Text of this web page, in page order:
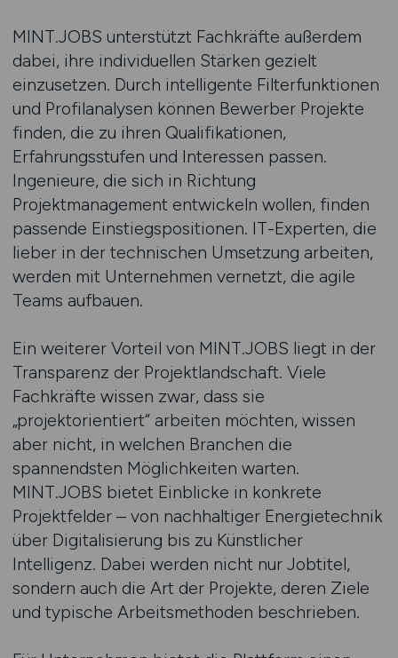
MINT.JOBS unterstützt Fachkräfte außerdem
dabei, ihre individuellen Stärken gezielt
einzusetzen. Durch intelligente Filterfunktionen
und Profilanalysen können Bewerber Projekte
finden, die zu ihren Qualifikationen,
Erfahrungsstufen und Interessen passen.
Ingenieure, die sich in Richtung
Projektmanagement entwickeln wollen, finden
passende Einstiegspositionen. IT-Experten, die
lieber in der technischen Umsetzung arbeiten,
werden mit Unternehmen vernetzt, die agile
Teams aufbauen.
Ein weiterer Vorteil von MINT.JOBS liegt in der
Transparenz der Projektlandschaft. Viele
Fachkräfte wissen zwar, dass sie
„projektorientiert“ arbeiten möchten, wissen
aber nicht, in welchen Branchen die
spannendsten Möglichkeiten warten.
MINT.JOBS bietet Einblicke in konkrete
Projektfelder – von nachhaltiger Energietechnik
über Digitalisierung bis zu Künstlicher
Intelligenz. Dabei werden nicht nur Jobtitel,
sondern auch die Art der Projekte, deren Ziele
und typische Arbeitsmethoden beschrieben.